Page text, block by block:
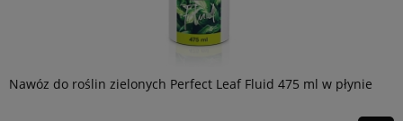
Nawóz do roślin zielonych Perfect Leaf Fluid 475 ml w płynie